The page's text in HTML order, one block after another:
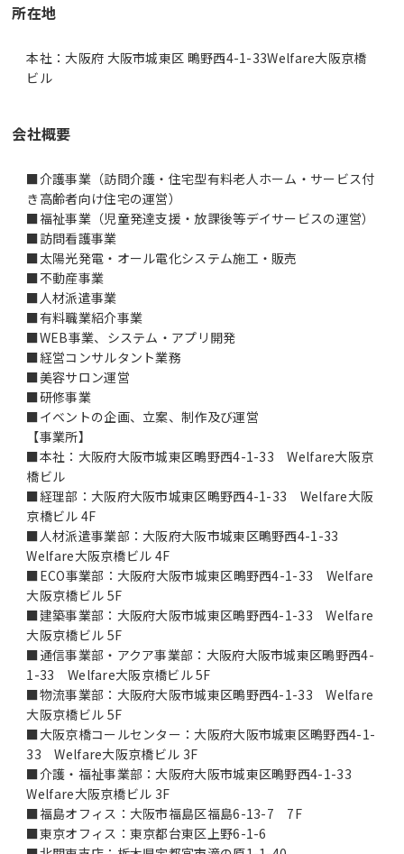
所在地
本社：大阪府 大阪市城東区 鴫野西4-1-33Welfare大阪京橋
ビル
会社概要
■介護事業（訪問介護・住宅型有料老人ホーム・サービス付
き高齢者向け住宅の運営）
■福祉事業（児童発達支援・放課後等デイサービスの運営）
■訪問看護事業
■太陽光発電・オール電化システム施工・販売
■不動産事業
■人材派遣事業
■有料職業紹介事業
■WEB事業、システム・アプリ開発
■経営コンサルタント業務
■美容サロン運営
■研修事業
■イベントの企画、立案、制作及び運営
【事業所】
■本社：大阪府大阪市城東区鴫野西4-1-33 Welfare大阪京
橋ビル
■経理部：大阪府大阪市城東区鴫野西4-1-33 Welfare大阪
京橋ビル 4F
■人材派遣事業部：大阪府大阪市城東区鴫野西4-1-33
Welfare大阪京橋ビル 4F
■ECO事業部：大阪府大阪市城東区鴫野西4-1-33 Welfare
大阪京橋ビル 5F
■建築事業部：大阪府大阪市城東区鴫野西4-1-33 Welfare
大阪京橋ビル 5F
■通信事業部・アクア事業部：大阪府大阪市城東区鴫野西4-
1-33 Welfare大阪京橋ビル 5F
■物流事業部：大阪府大阪市城東区鴫野西4-1-33 Welfare
大阪京橋ビル 5F
■大阪京橋コールセンター：大阪府大阪市城東区鴫野西4-1-
33 Welfare大阪京橋ビル 3F
■介護・福祉事業部：大阪府大阪市城東区鴫野西4-1-33
Welfare大阪京橋ビル 3F
■福島オフィス：大阪市福島区福島6-13-7 7F
■東京オフィス：東京都台東区上野6-1-6